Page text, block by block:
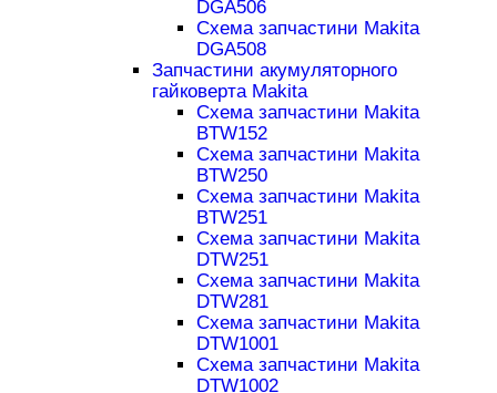
DGA506
Схема запчастини Makita
DGA508
Запчастини акумуляторного
гайковерта Makita
Схема запчастини Makita
BTW152
Схема запчастини Makita
BTW250
Схема запчастини Makita
BTW251
Схема запчастини Makita
DTW251
Схема запчастини Makita
DTW281
Схема запчастини Makita
DTW1001
Схема запчастини Makita
DTW1002